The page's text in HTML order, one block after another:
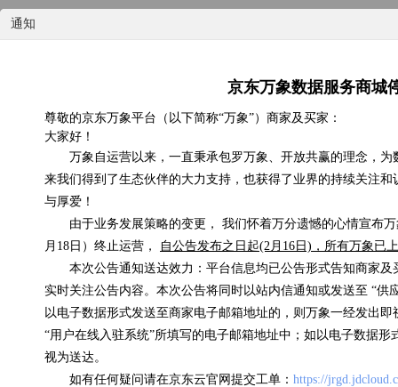
通知
京东万象数据服务商城
尊敬的京东万象平台（以下简称“万象”）商家及买家：
大家好！
万象自运营以来，一直秉承包罗万象、开放共赢的理念，
来我们得到了生态伙伴的大力支持，也获得了业界的持续关注
与厚爱！
由于业务发展策略的变更， 我们怀着万分遗憾的心情宣布
月18日）终止运营，
自公告发布之日起(2月16日)，所有万象已
本次公告通知送达效力：平台信息均已公告形式告知商家
实时关注公告内容。本次公告将同时以站内信通知或发送至 “供
以电子数据形式发送至商家电子邮箱地址的，则万象一经发出
“用户在线入驻系统”所填写的电子邮箱地址中；如以电子数据
视为送达。
如有任何疑问请在京东云官网提交工单： https://
国内天气实况
浏览(575) 评分(4)